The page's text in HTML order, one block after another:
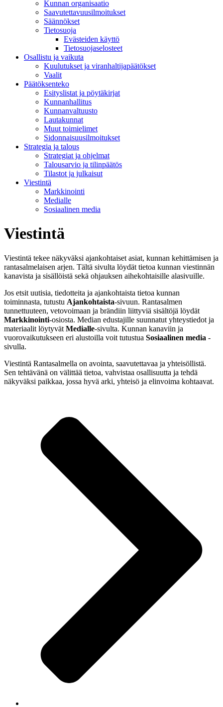
Kunnan organisaatio
Saavutettavuusilmoitukset
Säännökset
Tietosuoja
Evästeiden käyttö
Tietosuojaselosteet
Osallistu ja vaikuta
Kuulutukset ja viranhaltijapäätökset
Vaalit
Päätöksenteko
Esityslistat ja pöytäkirjat
Kunnanhallitus
Kunnanvaltuusto
Lautakunnat
Muut toimielimet
Sidonnaisuusilmoitukset
Strategia ja talous
Strategiat ja ohjelmat
Talousarvio ja tilinpäätös
Tilastot ja julkaisut
Viestintä
Markkinointi
Medialle
Sosiaalinen media
Viestintä
Viestintä tekee näkyväksi ajankohtaiset asiat, kunnan kehittämisen ja
rantasalmelaisen arjen. Tältä sivulta löydät tietoa kunnan viestinnän
kanavista ja sisällöistä sekä ohjauksen aihekohtaisille alasivuille.
Jos etsit uutisia, tiedotteita ja ajankohtaista tietoa kunnan
toiminnasta, tutustu Ajankohtaista-sivuun. Rantasalmen
tunnettuuteen, vetovoimaan ja brändiin liittyviä sisältöjä löydät
Markkinointi-osiosta. Median edustajille suunnatut yhteystiedot ja
materiaalit löytyvät Medialle-sivulta. Kunnan kanaviin ja
vuorovaikutukseen eri alustoilla voit tutustua Sosiaalinen media -
sivulla.
Viestintä Rantasalmella on avointa, saavutettavaa ja yhteisöllistä.
Sen tehtävänä on välittää tietoa, vahvistaa osallisuutta ja tehdä
näkyväksi paikkaa, jossa hyvä arki, yhteisö ja elinvoima kohtaavat.